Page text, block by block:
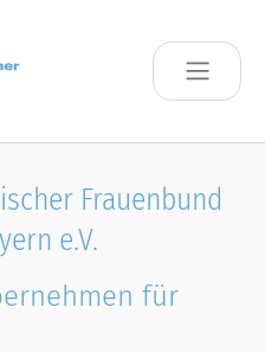
Frauenbund
e.V.
für